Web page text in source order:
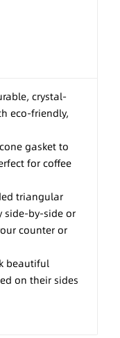
crystal-
eco-friendly,
gasket to
for coffee
triangular
side-by-side or
counter or
beautiful
on their sides